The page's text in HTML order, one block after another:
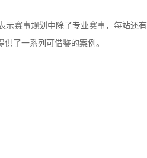
赛事规划中除了专业赛事，每站
了一系列可借鉴的案例。